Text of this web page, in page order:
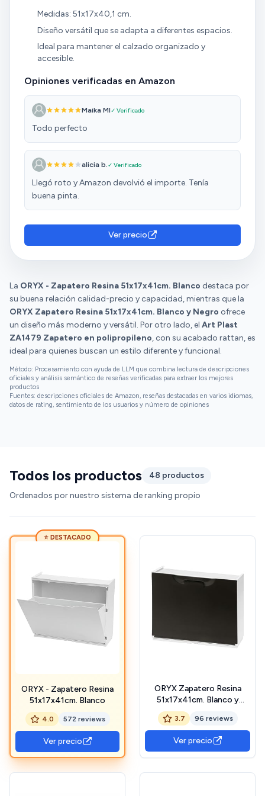
Medidas: 51x17x40,1 cm.
Diseño versátil que se adapta a diferentes espacios.
Ideal para mantener el calzado organizado y
accesible.
Opiniones verificadas en Amazon
Maika MI✓ Verificado
Todo perfecto
alicia b.✓ Verificado
Llegó roto y Amazon devolvió el importe. Tenía
buena pinta.
Ver precio
La ORYX - Zapatero Resina 51x17x41cm. Blanco destaca por
su buena relación calidad-precio y capacidad, mientras que la
ORYX Zapatero Resina 51x17x41cm. Blanco y Negro ofrece
un diseño más moderno y versátil. Por otro lado, el Art Plast
ZA1479 Zapatero en polipropileno, con su acabado rattan, es
ideal para quienes buscan un estilo diferente y funcional.
Método: Procesamiento con ayuda de LLM que combina lectura de descripciones
oficiales y análisis semántico de reseñas verificadas para extraer los mejores
productos
Fuentes: descripciones oficiales de Amazon, reseñas destacadas en varios idiomas,
datos de rating, sentimiento de los usuarios y número de opiniones
Todos los productos
48 productos
Ordenados por nuestro sistema de ranking propio
⭐ DESTACADO
ORYX - Zapatero Resina
51x17x41cm. Blanco
4.0 572 reviews
Ver precio
ORYX Zapatero Resina
51x17x41cm. Blanco y
Negro
3.7 96 reviews
Ver precio